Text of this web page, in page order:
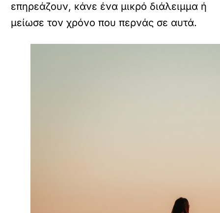
επηρεάζουν, κάνε ένα μικρό διάλειμμα ή
μείωσε τον χρόνο που περνάς σε αυτά.